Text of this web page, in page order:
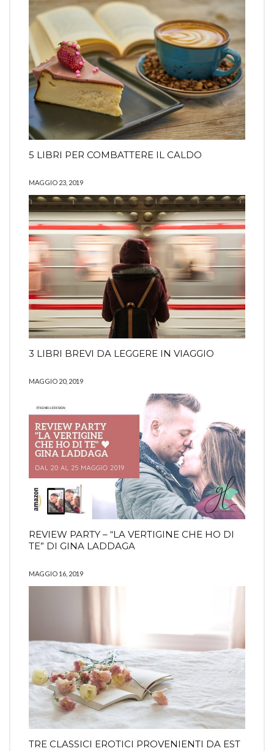
5 LIBRI PER COMBATTERE IL CALDO
MAGGIO 23, 2019
3 LIBRI BREVI DA LEGGERE IN VIAGGIO
MAGGIO 20, 2019
REVIEW PARTY – “LA VERTIGINE CHE HO DI
TE” DI GINA LADDAGA
MAGGIO 16, 2019
TRE CLASSICI EROTICI PROVENIENTI DA EST